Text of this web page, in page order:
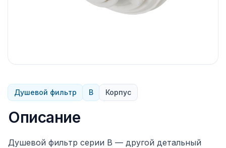
Душевой фильтр B Корпус
Описание
Душевой фильтр серии B — другой детальный